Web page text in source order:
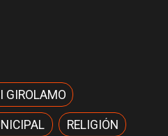
GIROLAMO
RELIGIÓN